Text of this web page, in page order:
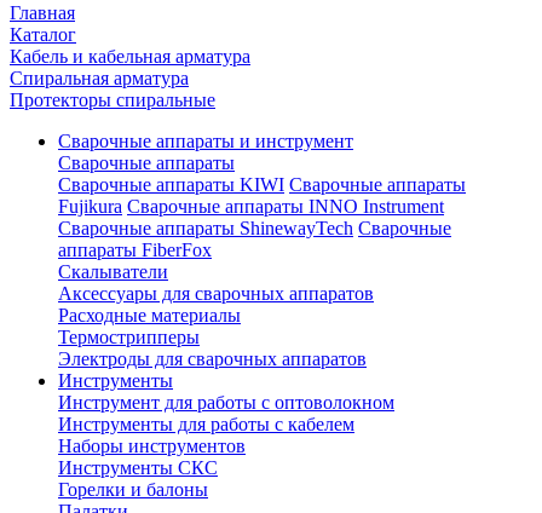
Главная
Каталог
Кабель и кабельная арматура
Спиральная арматура
Протекторы спиральные
Сварочные аппараты и инструмент
Сварочные аппараты
Сварочные аппараты KIWI Сварочные аппараты
Fujikura Сварочные аппараты INNO Instrument
Сварочные аппараты ShinewayTech Cварочные
аппараты FiberFox
Скалыватели
Аксессуары для сварочных аппаратов
Расходные материалы
Термострипперы
Электроды для сварочных аппаратов
Инструменты
Инструмент для работы с оптоволокном
Инструменты для работы с кабелем
Наборы инструментов
Инструменты СКС
Горелки и балоны